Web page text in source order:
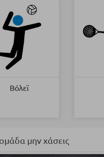
Βόλεϊ
μην χάσεις